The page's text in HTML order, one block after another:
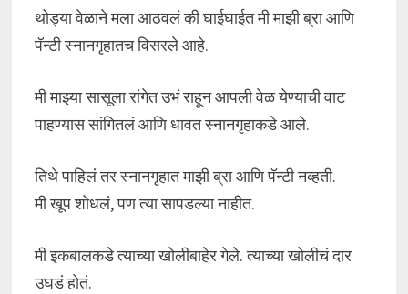
थोड्या वेळाने मला आठवलं की घाईघाईत मी माझी ब्रा आणि
पॅन्टी स्नानगृहातच विसरले आहे.
मी माझ्या सासूला रांगेत उभं राहून आपली वेळ येण्याची वाट
पाहण्यास सांगितलं आणि धावत स्नानगृहाकडे आले.
तिथे पाहिलं तर स्नानगृहात माझी ब्रा आणि पॅन्टी नव्हती.
मी खूप शोधलं, पण त्या सापडल्या नाहीत.
मी इकबालकडे त्याच्या खोलीबाहेर गेले. त्याच्या खोलीचं दार
उघडं होतं.